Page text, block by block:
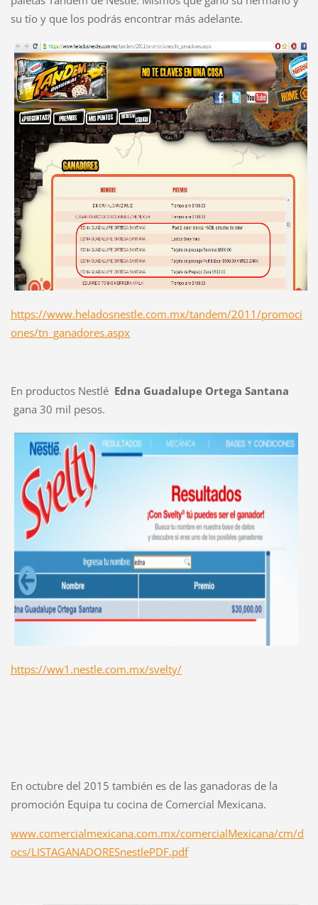
su tío y que los podrás encontrar más adelante.
https://www.heladosnestle.com.mx/tandem/2011/promoci
ones/tn_ganadores.aspx
En productos Nestlé Edna Guadalupe Ortega Santana
gana 30 mil pesos.
https://ww1.nestle.com.mx/svelty/
En octubre del 2015 también es de las ganadoras de la
promoción Equipa tu cocina de Comercial Mexicana.
www.comercialmexicana.com.mx/comercialMexicana/cm/d
ocs/LISTAGANADORESnestlePDF.pdf